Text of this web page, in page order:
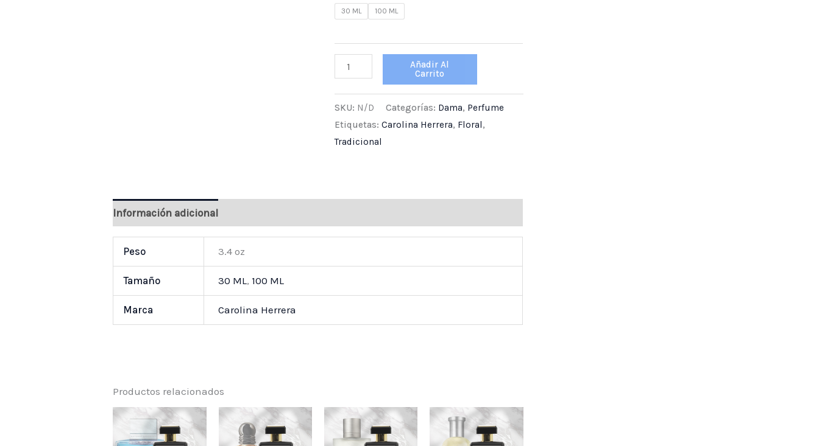
30 ML 100 ML
Añadir Al
Carrito
SKU: N/D Categorías: Dama, Perfume
Etiquetas: Carolina Herrera, Floral,
Tradicional
Información adicional
Peso 3.4 oz
Tamaño 30 ML, 100 ML
Marca Carolina Herrera
Productos relacionados
Price
$ 25,000
Price
$ 25,000
Price
$ 25,000
Price
$ 25,000